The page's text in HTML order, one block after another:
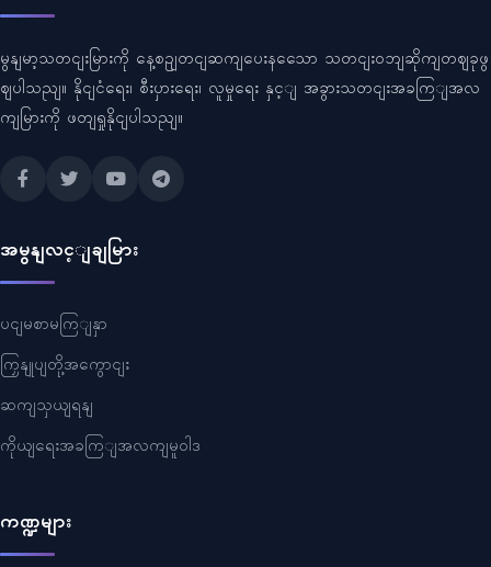
မွနျမာ့သတငျးမြားကို နေ့စဥျတငျဆကျပေးနသေော သတငျးဝဘျဆိုကျတဈခုဖွ
ဈပါသညျ။ နိုငျငံရေး၊ စီးပှားရေး၊ လူမှုရေး နှင့ျ အခွားသတငျးအခကြျအလ
ကျမြားကို ဖတျရှုနိုငျပါသညျ။
အမွနျလင့ျချမြား
ပငျမစာမကြျနှာ
ကြှနျုပျတို့အကွောငျး
ဆကျသှယျရနျ
ကိုယျရေးအခကြျအလကျမူဝါဒ
ကဏ္ဍများ